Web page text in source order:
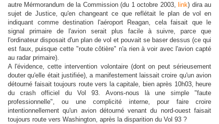
autre Mérmorandum de la Commission (du 1 octobre 2003, link) dira au
sujet de Justice, qu'en changeant ce que reflétait le plan de vol en
indiquant comme destination l'aéroport Reagan, cela faisait que le
signal primaire de l'avion serait plus facile à suivre, parce que
l'ordinateur disposait d'un plan de vol et pouvait se baser dessus (ce qui
est faux, puisque cette "route côtière" n'a rien à voir avec l'avion capté
au radar primaire).
A l'évidence, cette intervention volontaire (dont on peut sérieusement
douter qu'elle était justifiée), a manifestement laissait croire qu'un avion
détourné faisait toujours route vers la capitale, bien après 10h03, heure
du crash officiel du Vol 93. Avons-nous là une simple "faute
professionnelle", ou une complicité interne, pour faire croire
intentionnellement qu'un avion détourné venant du nord-ouest faisait
toujours route vers Washington, après la disparition du Vol 93 ?